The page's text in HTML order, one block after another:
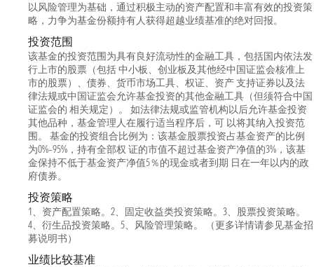
以风险管理为基础，通过积极主动的资产配置和丰富有效的投资策
略，力争为基金份额持有人获得超越业绩基准的绝对回报。
投资范围
该基金的投资范围为具有良好流动性的金融工具，包括国内依法发
行上市的股票（包括 中小板、创业板及其他经中国证监会核准上
市的股票）、债券、货币市场工具、权证、资产 支持证券以及法
律法规或中国证监会允许基金投资的其他金融工具（但须符合中国
证监会的 相关规定）。 如法律法规或监管机构以后允许基金投资
其他品种，基金管理人在履行适当程序后，可 以将其纳入投资范
围。 基金的投资组合比例为：该基金股票投资占基金资产的比例
为0%–95%，持有全部权 证的市值不超过基金资产净值的3%，该基
金保持不低于基金资产净值5％的现金或者到期 日在一年以内的政
府债券。
投资策略
1、资产配置策略。2、固定收益类投资策略。3、股票投资策略。
4、衍生品投资策略。5、风险管理策略。 （更多详情请参见基金招
募说明书）
业绩比较基准